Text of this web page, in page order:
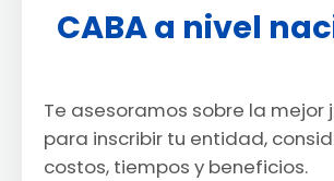
CABA a nivel
Te asesoramos sobre la mejor
para inscribir tu entidad,
costos, tiempos y beneficios.